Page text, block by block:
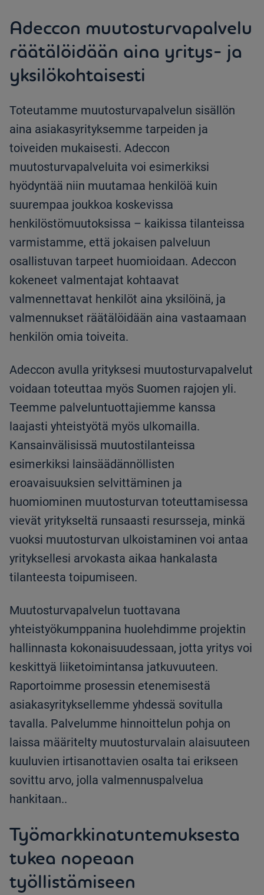
Adeccon muutosturvapalvelu
räätälöidään aina yritys- ja
yksilökohtaisesti
Toteutamme muutosturvapalvelun sisällön
aina asiakasyrityksemme tarpeiden ja
toiveiden mukaisesti. Adeccon
muutosturvapalveluita voi esimerkiksi
hyödyntää niin muutamaa henkilöä kuin
suurempaa joukkoa koskevissa
henkilöstömuutoksissa – kaikissa tilanteissa
varmistamme, että jokaisen palveluun
osallistuvan tarpeet huomioidaan. Adeccon
kokeneet valmentajat kohtaavat
valmennettavat henkilöt aina yksilöinä, ja
valmennukset räätälöidään aina vastaamaan
henkilön omia toiveita.
Adeccon avulla yrityksesi muutosturvapalvelut
voidaan toteuttaa myös Suomen rajojen yli.
Teemme palveluntuottajiemme kanssa
laajasti yhteistyötä myös ulkomailla.
Kansainvälisissä muutostilanteissa
esimerkiksi lainsäädännöllisten
eroavaisuuksien selvittäminen ja
huomiominen muutosturvan toteuttamisessa
vievät yritykseltä runsaasti resursseja, minkä
vuoksi muutosturvan ulkoistaminen voi antaa
yrityksellesi arvokasta aikaa hankalasta
tilanteesta toipumiseen.
Muutosturvapalvelun tuottavana
yhteistyökumppanina huolehdimme projektin
hallinnasta kokonaisuudessaan, jotta yritys voi
keskittyä liiketoimintansa jatkuvuuteen.
Raportoimme prosessin etenemisestä
asiakasyrityksellemme yhdessä sovitulla
tavalla. Palvelumme hinnoittelun pohja on
laissa määritelty muutosturvalain alaisuuteen
kuuluvien irtisanottavien osalta tai erikseen
sovittu arvo, jolla valmennuspalvelua
hankitaan..
Työmarkkinatuntemuksesta
tukea nopeaan
työllistämiseen